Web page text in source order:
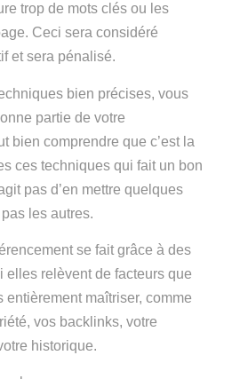
trop de mots clés ou les
Ceci sera considéré
et sera pénalisé.
bien précises, vous
partie de votre
bien comprendre que c’est la
ces techniques qui fait un bon
pas d’en mettre quelques
les autres.
se fait grâce à des
elles relèvent de facteurs que
entièrement maîtriser, comme
vos backlinks, votre
historique.